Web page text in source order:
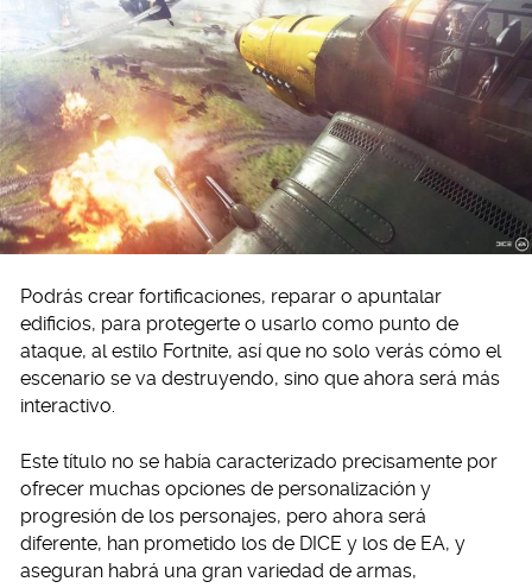
Podrás crear fortificaciones, reparar o apuntalar
edificios, para protegerte o usarlo como punto de
ataque, al estilo Fortnite, así que no solo verás cómo el
escenario se va destruyendo, sino que ahora será más
interactivo.
Este título no se había caracterizado precisamente por
ofrecer muchas opciones de personalización y
progresión de los personajes, pero ahora será
diferente, han prometido los de DICE y los de EA, y
aseguran habrá una gran variedad de armas,